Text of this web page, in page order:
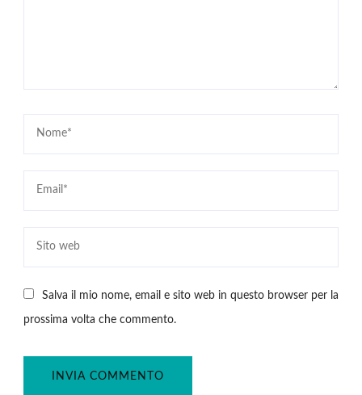
Salva il mio nome, email e sito web in questo browser per la
prossima volta che commento.